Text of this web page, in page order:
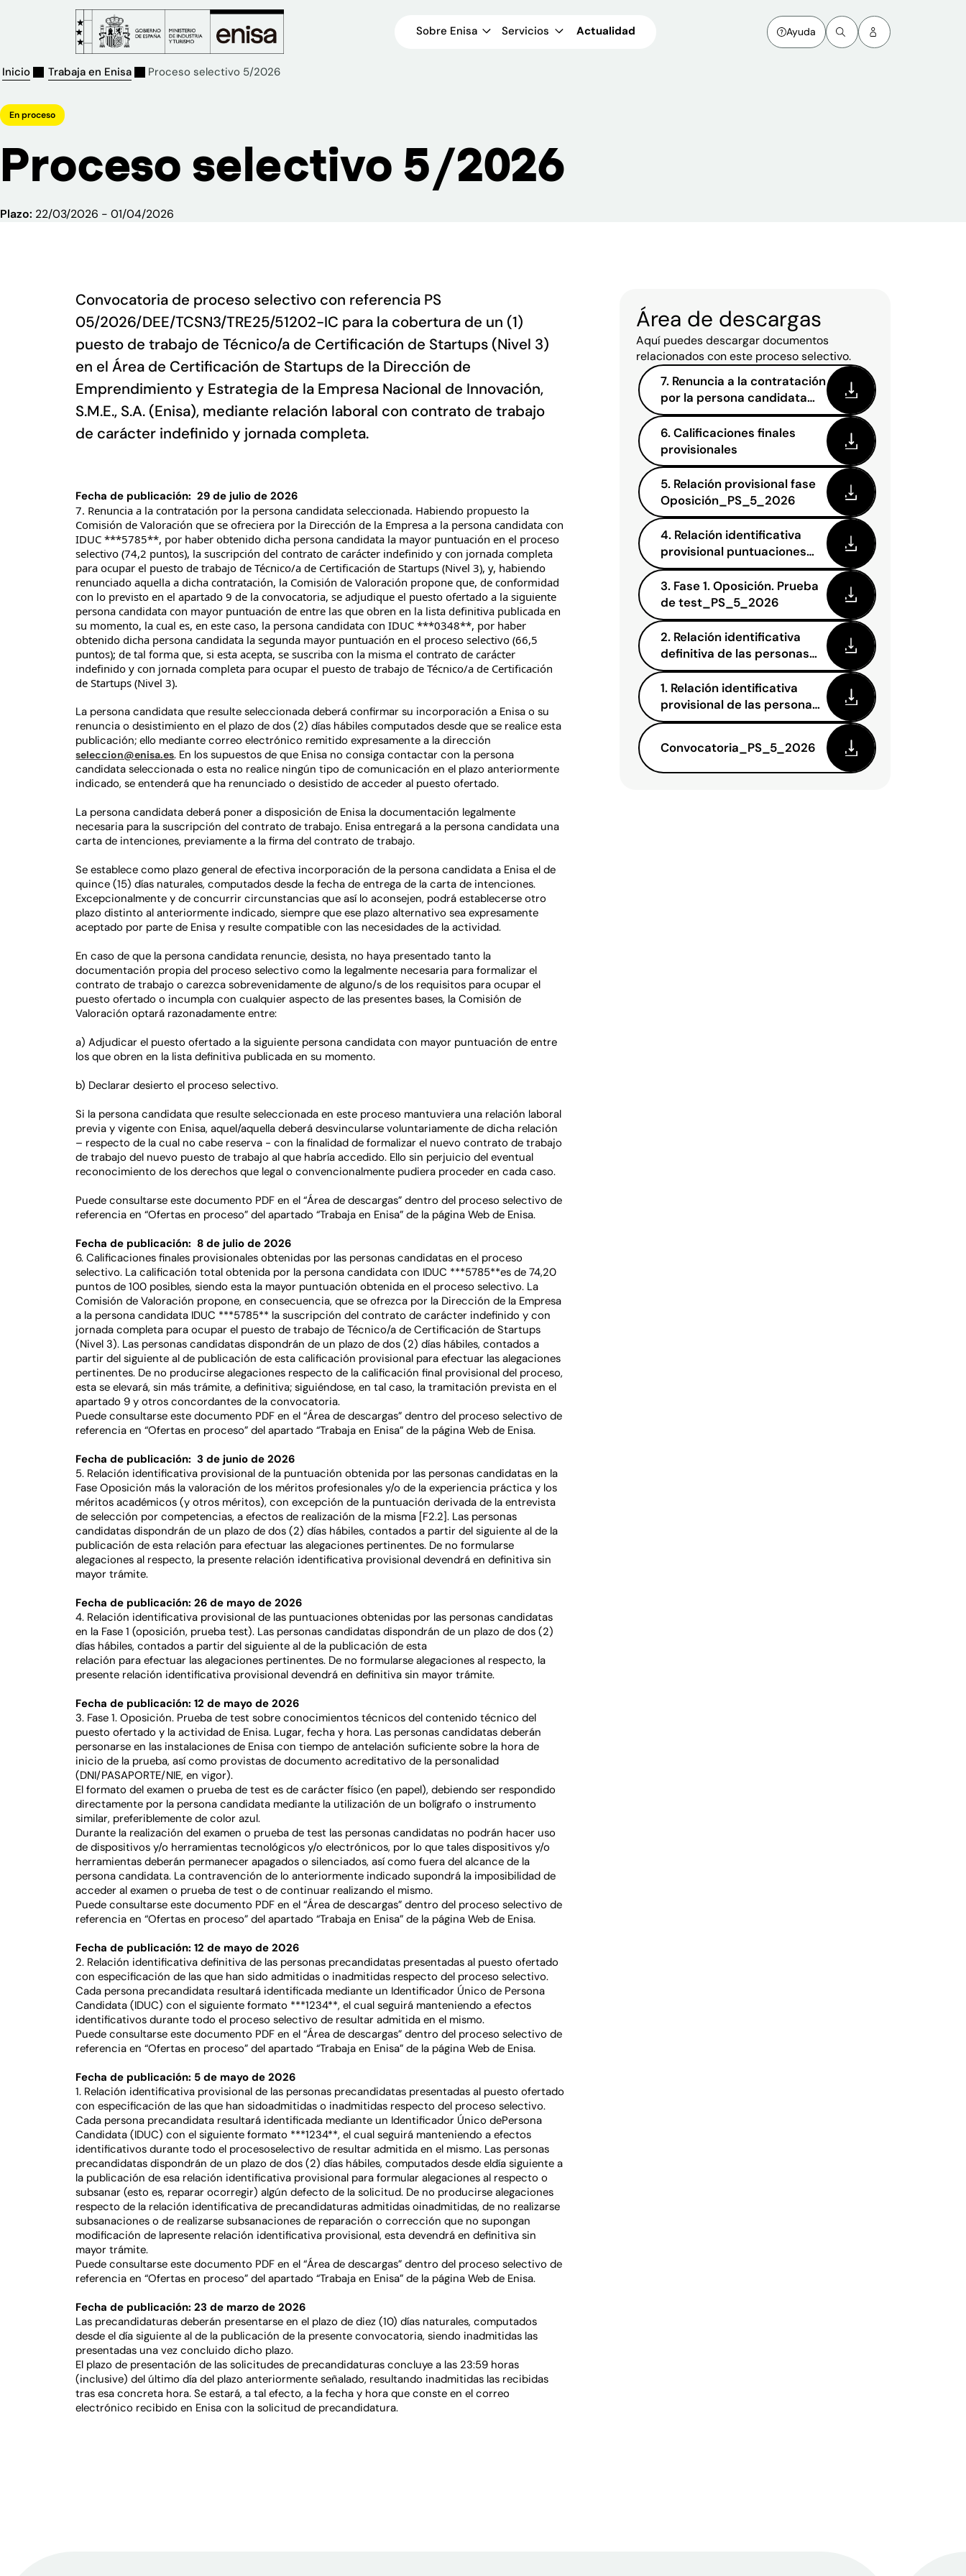
Sobre Enisa Servicios Actualidad Ayuda
Inicio Trabaja en Enisa Proceso selectivo 5/2026
En proceso
Proceso selectivo 5/2026
Plazo: 22/03/2026 - 01/04/2026
Convocatoria de proceso selectivo con referencia PS
05/2026/DEE/TCSN3/TRE25/51202-IC para la cobertura de un (1)
puesto de trabajo de Técnico/a de Certificación de Startups (Nivel 3)
en el Área de Certificación de Startups de la Dirección de
Emprendimiento y Estrategia de la Empresa Nacional de Innovación,
S.M.E., S.A. (Enisa), mediante relación laboral con contrato de trabajo
de carácter indefinido y jornada completa.
Fecha de publicación: 29 de julio de 2026
7. Renuncia a la contratación por la persona candidata seleccionada. Habiendo propuesto la
Comisión de Valoración que se ofreciera por la Dirección de la Empresa a la persona candidata con
IDUC ***5785**, por haber obtenido dicha persona candidata la mayor puntuación en el proceso
selectivo (74,2 puntos), la suscripción del contrato de carácter indefinido y con jornada completa
para ocupar el puesto de trabajo de Técnico/a de Certificación de Startups (Nivel 3), y, habiendo
renunciado aquella a dicha contratación, la Comisión de Valoración propone que, de conformidad
con lo previsto en el apartado 9 de la convocatoria, se adjudique el puesto ofertado a la siguiente
persona candidata con mayor puntuación de entre las que obren en la lista definitiva publicada en
su momento, la cual es, en este caso, la persona candidata con IDUC ***0348**, por haber
obtenido dicha persona candidata la segunda mayor puntuación en el proceso selectivo (66,5
puntos); de tal forma que, si esta acepta, se suscriba con la misma el contrato de carácter
indefinido y con jornada completa para ocupar el puesto de trabajo de Técnico/a de Certificación
de Startups (Nivel 3).
La persona candidata que resulte seleccionada deberá confirmar su incorporación a Enisa o su
renuncia o desistimiento en el plazo de dos (2) días hábiles computados desde que se realice esta
publicación; ello mediante correo electrónico remitido expresamente a la dirección
seleccion@enisa.es. En los supuestos de que Enisa no consiga contactar con la persona
candidata seleccionada o esta no realice ningún tipo de comunicación en el plazo anteriormente
indicado, se entenderá que ha renunciado o desistido de acceder al puesto ofertado.
La persona candidata deberá poner a disposición de Enisa la documentación legalmente
necesaria para la suscripción del contrato de trabajo. Enisa entregará a la persona candidata una
carta de intenciones, previamente a la firma del contrato de trabajo.
Se establece como plazo general de efectiva incorporación de la persona candidata a Enisa el de
quince (15) días naturales, computados desde la fecha de entrega de la carta de intenciones.
Excepcionalmente y de concurrir circunstancias que así lo aconsejen, podrá establecerse otro
plazo distinto al anteriormente indicado, siempre que ese plazo alternativo sea expresamente
aceptado por parte de Enisa y resulte compatible con las necesidades de la actividad.
En caso de que la persona candidata renuncie, desista, no haya presentado tanto la
documentación propia del proceso selectivo como la legalmente necesaria para formalizar el
contrato de trabajo o carezca sobrevenidamente de alguno/s de los requisitos para ocupar el
puesto ofertado o incumpla con cualquier aspecto de las presentes bases, la Comisión de
Valoración optará razonadamente entre:
a) Adjudicar el puesto ofertado a la siguiente persona candidata con mayor puntuación de entre
los que obren en la lista definitiva publicada en su momento.
b) Declarar desierto el proceso selectivo.
Si la persona candidata que resulte seleccionada en este proceso mantuviera una relación laboral
previa y vigente con Enisa, aquel/aquella deberá desvincularse voluntariamente de dicha relación
– respecto de la cual no cabe reserva - con la finalidad de formalizar el nuevo contrato de trabajo
de trabajo del nuevo puesto de trabajo al que habría accedido. Ello sin perjuicio del eventual
reconocimiento de los derechos que legal o convencionalmente pudiera proceder en cada caso.
Puede consultarse este documento PDF en el “Área de descargas” dentro del proceso selectivo de
referencia en “Ofertas en proceso” del apartado “Trabaja en Enisa” de la página Web de Enisa.
Fecha de publicación: 8 de julio de 2026
6. Calificaciones finales provisionales obtenidas por las personas candidatas en el proceso
selectivo. La calificación total obtenida por la persona candidata con IDUC ***5785**es de 74,20
puntos de 100 posibles, siendo esta la mayor puntuación obtenida en el proceso selectivo. La
Comisión de Valoración propone, en consecuencia, que se ofrezca por la Dirección de la Empresa
a la persona candidata IDUC ***5785** la suscripción del contrato de carácter indefinido y con
jornada completa para ocupar el puesto de trabajo de Técnico/a de Certificación de Startups
(Nivel 3). Las personas candidatas dispondrán de un plazo de dos (2) días hábiles, contados a
partir del siguiente al de publicación de esta calificación provisional para efectuar las alegaciones
pertinentes. De no producirse alegaciones respecto de la calificación final provisional del proceso,
esta se elevará, sin más trámite, a definitiva; siguiéndose, en tal caso, la tramitación prevista en el
apartado 9 y otros concordantes de la convocatoria.
Puede consultarse este documento PDF en el “Área de descargas” dentro del proceso selectivo de
referencia en “Ofertas en proceso” del apartado “Trabaja en Enisa” de la página Web de Enisa.
Fecha de publicación: 3 de junio de 2026
5. Relación identificativa provisional de la puntuación obtenida por las personas candidatas en la
Fase Oposición más la valoración de los méritos profesionales y/o de la experiencia práctica y los
méritos académicos (y otros méritos), con excepción de la puntuación derivada de la entrevista
de selección por competencias, a efectos de realización de la misma [F2.2]. Las personas
candidatas dispondrán de un plazo de dos (2) días hábiles, contados a partir del siguiente al de la
publicación de esta relación para efectuar las alegaciones pertinentes. De no formularse
alegaciones al respecto, la presente relación identificativa provisional devendrá en definitiva sin
mayor trámite.
Fecha de publicación: 26 de mayo de 2026
4. Relación identificativa provisional de las puntuaciones obtenidas por las personas candidatas
en la Fase 1 (oposición, prueba test). Las personas candidatas dispondrán de un plazo de dos (2)
días hábiles, contados a partir del siguiente al de la publicación de esta
relación para efectuar las alegaciones pertinentes. De no formularse alegaciones al respecto, la
presente relación identificativa provisional devendrá en definitiva sin mayor trámite.
Fecha de publicación: 12 de mayo de 2026
3. Fase 1. Oposición. Prueba de test sobre conocimientos técnicos del contenido técnico del
puesto ofertado y la actividad de Enisa. Lugar, fecha y hora. Las personas candidatas deberán
personarse en las instalaciones de Enisa con tiempo de antelación suficiente sobre la hora de
inicio de la prueba, así como provistas de documento acreditativo de la personalidad
(DNI/PASAPORTE/NIE, en vigor).
El formato del examen o prueba de test es de carácter físico (en papel), debiendo ser respondido
directamente por la persona candidata mediante la utilización de un bolígrafo o instrumento
similar, preferiblemente de color azul.
Durante la realización del examen o prueba de test las personas candidatas no podrán hacer uso
de dispositivos y/o herramientas tecnológicos y/o electrónicos, por lo que tales dispositivos y/o
herramientas deberán permanecer apagados o silenciados, así como fuera del alcance de la
persona candidata. La contravención de lo anteriormente indicado supondrá la imposibilidad de
acceder al examen o prueba de test o de continuar realizando el mismo.
Puede consultarse este documento PDF en el “Área de descargas” dentro del proceso selectivo de
referencia en “Ofertas en proceso” del apartado “Trabaja en Enisa” de la página Web de Enisa.
Fecha de publicación: 12 de mayo de 2026
2. Relación identificativa definitiva de las personas precandidatas presentadas al puesto ofertado
con especificación de las que han sido admitidas o inadmitidas respecto del proceso selectivo.
Cada persona precandidata resultará identificada mediante un Identificador Único de Persona
Candidata (IDUC) con el siguiente formato ***1234**, el cual seguirá manteniendo a efectos
identificativos durante todo el proceso selectivo de resultar admitida en el mismo.
Puede consultarse este documento PDF en el “Área de descargas” dentro del proceso selectivo de
referencia en “Ofertas en proceso” del apartado “Trabaja en Enisa” de la página Web de Enisa.
Fecha de publicación: 5 de mayo de 2026
1. Relación identificativa provisional de las personas precandidatas presentadas al puesto ofertado
con especificación de las que han sidoadmitidas o inadmitidas respecto del proceso selectivo.
Cada persona precandidata resultará identificada mediante un Identificador Único dePersona
Candidata (IDUC) con el siguiente formato ***1234**, el cual seguirá manteniendo a efectos
identificativos durante todo el procesoselectivo de resultar admitida en el mismo. Las personas
precandidatas dispondrán de un plazo de dos (2) días hábiles, computados desde eldía siguiente a
la publicación de esa relación identificativa provisional para formular alegaciones al respecto o
subsanar (esto es, reparar ocorregir) algún defecto de la solicitud. De no producirse alegaciones
respecto de la relación identificativa de precandidaturas admitidas oinadmitidas, de no realizarse
subsanaciones o de realizarse subsanaciones de reparación o corrección que no supongan
modificación de lapresente relación identificativa provisional, esta devendrá en definitiva sin
mayor trámite.
Puede consultarse este documento PDF en el “Área de descargas” dentro del proceso selectivo de
referencia en “Ofertas en proceso” del apartado “Trabaja en Enisa” de la página Web de Enisa.
Fecha de publicación: 23 de marzo de 2026
Las precandidaturas deberán presentarse en el plazo de diez (10) días naturales, computados
desde el día siguiente al de la publicación de la presente convocatoria, siendo inadmitidas las
presentadas una vez concluido dicho plazo.
El plazo de presentación de las solicitudes de precandidaturas concluye a las 23:59 horas
(inclusive) del último día del plazo anteriormente señalado, resultando inadmitidas las recibidas
tras esa concreta hora. Se estará, a tal efecto, a la fecha y hora que conste en el correo
electrónico recibido en Enisa con la solicitud de precandidatura.
Área de descargas
Aquí puedes descargar documentos
relacionados con este proceso selectivo.
7. Renuncia a la contratación
por la persona candidata
seleccionada y propuesta
de contratación
6. Calificaciones finales
provisionales
5. Relación provisional fase
Oposición_PS_5_2026
4. Relación identificativa
provisional puntuaciones
obtenidas_PS_5_2026
3. Fase 1. Oposición. Prueba
de test_PS_5_2026
2. Relación identificativa
definitiva de las personas
precandidatas_PS_5_2026
1. Relación identificativa
provisional de las personas
precandidatas_PS_5_2026
Convocatoria_PS_5_2026